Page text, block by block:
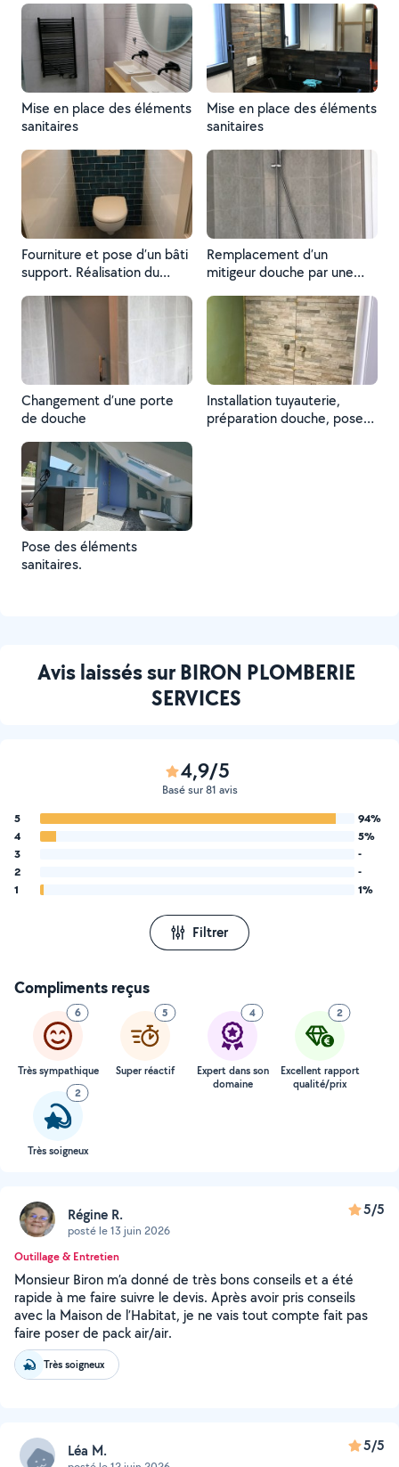
Mise en place des éléments
sanitaires
Mise en place des éléments
sanitaires
Fourniture et pose d’un bâti
support. Réalisation du
Faïence réalisé par un autre
prestataire.
Remplacement d’un
mitigeur douche par une
Changement d’une porte
de douche
Installation tuyauterie,
préparation douche, pose
Pose des éléments
sanitaires.
Avis laissés sur BIRON PLOMBERIE
SERVICES
4,9/5
Basé sur 81 avis
5
94%
4
5%
3
-
2
-
1
1%
Filtrer
Compliments reçus
6
Très sympathique
5
Super réactif
4
Expert dans son
domaine
2
Excellent rapport
qualité/prix
2
Très soigneux
Régine R.
posté le 13 juin 2026
5/5
Outillage & Entretien
Monsieur Biron m’a donné de très bons conseils et a été
rapide à me faire suivre le devis. Après avoir pris conseils
avec la Maison de l’Habitat, je ne vais tout compte fait pas
faire poser de pack air/air.
Très soigneux
Léa M. 5/5